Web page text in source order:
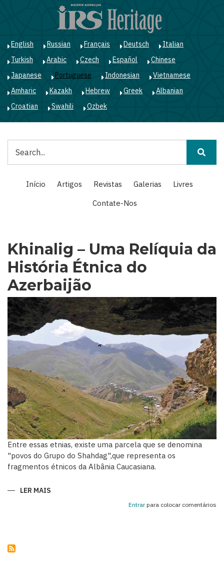
principal
English Russian Français Deutsch
Italian
Turkish
Arabic Czech Español
Chinese
Japanese
Portuguese Indonesian
Vietnamese
Amharic
Kazakh Hebrew Greek
Albanian
Croatian
Swahili Ozbek
Main
navigation
Início Artigos Revistas Galerias
Livres
Contate-Nos
Khinalig – Uma Relíquia da
História Étnica do
Azerbaijão
Entre essas etnias, existe uma parcela que se denomina
"povos do Grupo do Shahdag",que representa os
fragmentos étnicos da Albânia Caucasiana.
LER MAIS
Entrarpara colocar comentários